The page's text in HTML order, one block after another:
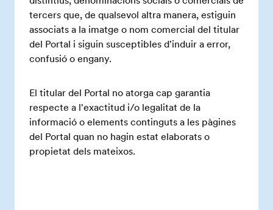
tercers que, de qualsevol altra manera, estiguin
associats a la imatge o nom comercial del titular
del Portal i siguin susceptibles d'induir a error,
confusió o engany.
El titular del Portal no atorga cap garantia
respecte a l'exactitud i/o legalitat de la
informació o elements continguts a les pàgines
del Portal quan no hagin estat elaborats o
propietat dels mateixos.